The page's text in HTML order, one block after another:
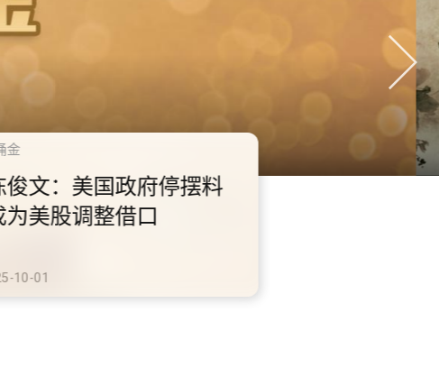
千禧年代
10.2.3 2028年底前当局提
供额外3000支高速充电桩
车充电站
2025-10-02